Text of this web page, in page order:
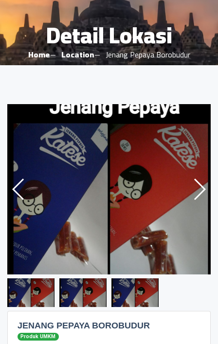
Detail Lokasi
Home Location Jenang Pepaya Borobudur
JENANG PEPAYA BOROBUDUR
Produk UMKM